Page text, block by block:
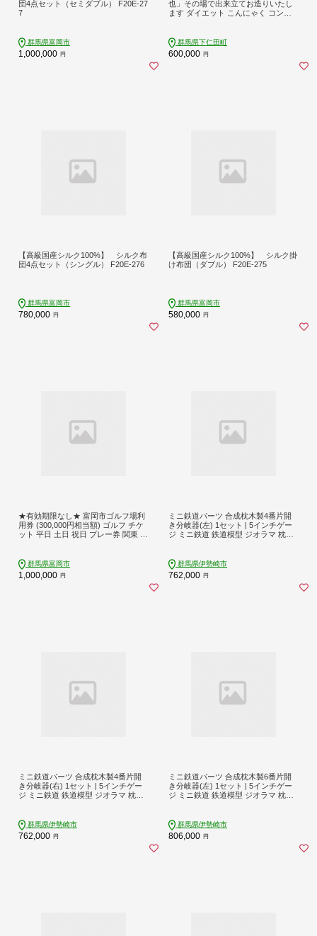
団4点セット（セミダブル） F20E-27
7
群馬県富岡市
1,000,000 円
也」その場で出来立てお造りいたし
ます ダイエット こんにゃく コンニ
21K-278
群馬県下仁田町
600,000 円
【高級国産シルク100%】 シルク布
団4点セット（シングル） F20E-276
群馬県富岡市
780,000 円
【高級国産シルク100%】 シルク掛
け布団（ダブル） F20E-275
群馬県富岡市
580,000 円
★有効期限なし★ 富岡市ゴルフ場利
用券 (300,000円相当額) ゴルフ チケ
ット 平日 土日 祝日 プレー券 関東 群
群馬県富岡市
1,000,000 円
ミニ鉄道パーツ 合成枕木製4番片開
き分岐器(左) 1セット | 5インチゲー
ジ ミニ鉄道 鉄道模型 ジオラマ 枕木
幹線 分岐器 群馬県 伊勢崎市※沖
縄・離島（一部除く）への配送不可
群馬県伊勢崎市
762,000 円
ミニ鉄道パーツ 合成枕木製4番片開
き分岐器(右) 1セット | 5インチゲー
ジ ミニ鉄道 鉄道模型 ジオラマ 枕木
幹線 分岐器 群馬県 伊勢崎市 ※沖
縄・離島（一部除く）への配送不可
群馬県伊勢崎市
762,000 円
ミニ鉄道パーツ 合成枕木製6番片開
き分岐器(左) 1セット | 5インチゲー
ジ ミニ鉄道 鉄道模型 ジオラマ 枕木
幹線 分岐器 群馬県 伊勢崎市 ※沖
縄・離島（一部除く）への配送不可
群馬県伊勢崎市
806,000 円